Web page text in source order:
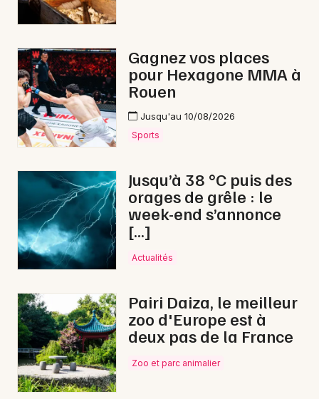
Gagnez vos places
pour Hexagone MMA à
Rouen
Jusqu'au 10/08/2026
Sports
Jusqu’à 38 °C puis des
orages de grêle : le
week-end s’annonce
[…]
Actualités
Pairi Daiza, le meilleur
zoo d'Europe est à
deux pas de la France
Zoo et parc animalier